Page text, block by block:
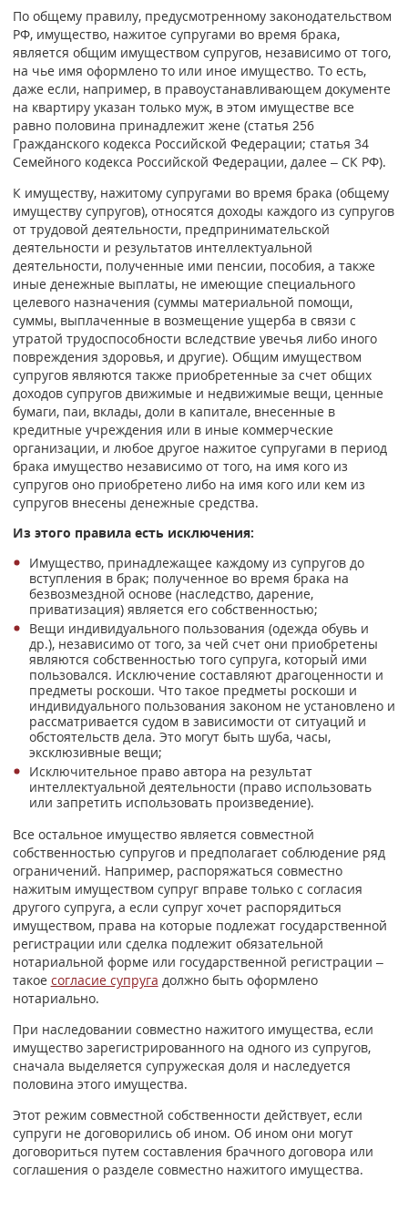
По общему правилу, предусмотренному законодательством
РФ, имущество, нажитое супругами во время брака,
является общим имуществом супругов, независимо от того,
на чье имя оформлено то или иное имущество. То есть,
даже если, например, в правоустанавливающем документе
на квартиру указан только муж, в этом имуществе все
равно половина принадлежит жене (статья 256
Гражданского кодекса Российской Федерации; статья 34
Семейного кодекса Российской Федерации, далее – СК РФ).
К имуществу, нажитому супругами во время брака (общему
имуществу супругов), относятся доходы каждого из супругов
от трудовой деятельности, предпринимательской
деятельности и результатов интеллектуальной
деятельности, полученные ими пенсии, пособия, а также
иные денежные выплаты, не имеющие специального
целевого назначения (суммы материальной помощи,
суммы, выплаченные в возмещение ущерба в связи с
утратой трудоспособности вследствие увечья либо иного
повреждения здоровья, и другие). Общим имуществом
супругов являются также приобретенные за счет общих
доходов супругов движимые и недвижимые вещи, ценные
бумаги, паи, вклады, доли в капитале, внесенные в
кредитные учреждения или в иные коммерческие
организации, и любое другое нажитое супругами в период
брака имущество независимо от того, на имя кого из
супругов оно приобретено либо на имя кого или кем из
супругов внесены денежные средства.
Из этого правила есть исключения:
Имущество, принадлежащее каждому из супругов до
вступления в брак; полученное во время брака на
безвозмездной основе (наследство, дарение,
приватизация) является его собственностью;
Вещи индивидуального пользования (одежда обувь и
др.), независимо от того, за чей счет они приобретены
являются собственностью того супруга, который ими
пользовался. Исключение составляют драгоценности и
предметы роскоши. Что такое предметы роскоши и
индивидуального пользования законом не установлено и
рассматривается судом в зависимости от ситуаций и
обстоятельств дела. Это могут быть шуба, часы,
эксклюзивные вещи;
Исключительное право автора на результат
интеллектуальной деятельности (право использовать
или запретить использовать произведение).
Все остальное имущество является совместной
собственностью супругов и предполагает соблюдение ряд
ограничений. Например, распоряжаться совместно
нажитым имуществом супруг вправе только с согласия
другого супруга, а если супруг хочет распорядиться
имуществом, права на которые подлежат государственной
регистрации или сделка подлежит обязательной
нотариальной форме или государственной регистрации –
такое согласие супруга должно быть оформлено
нотариально.
При наследовании совместно нажитого имущества, если
имущество зарегистрированного на одного из супругов,
сначала выделяется супружеская доля и наследуется
половина этого имущества.
Этот режим совместной собственности действует, если
супруги не договорились об ином. Об ином они могут
договориться путем составления брачного договора или
соглашения о разделе совместно нажитого имущества.